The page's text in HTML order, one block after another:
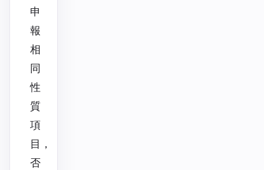
申
報
相
同
性
質
項
目，
否